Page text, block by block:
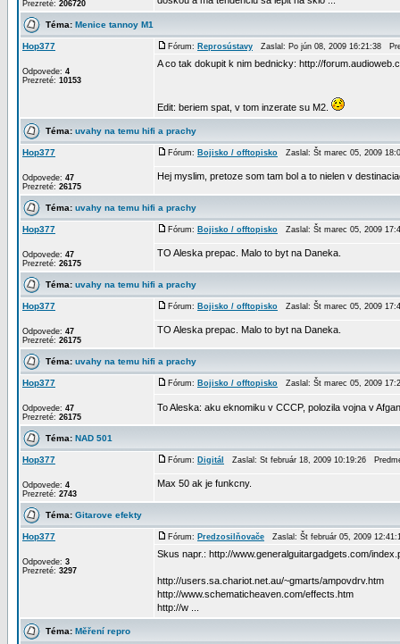
Prezreté: 206720
Téma: Menice tannoy M1
Hop377
Odpovede: 4
Prezreté: 10153
Fórum: Reprosústavy Zaslal: Po jún 08, 2009 16:21:38
A co tak dokupit k nim bednicky: http://
Edit: beriem spat, v tom inzerate su M2.
Téma: uvahy na temu hifi a prachy
Hop377
Odpovede: 47
Prezreté: 26175
Fórum: Bojisko / offtopisko Zaslal: Št marec 05, 2009
Hej myslim, pretoze som tam bol a to nielen v
Téma: uvahy na temu hifi a prachy
Hop377
Odpovede: 47
Prezreté: 26175
Fórum: Bojisko / offtopisko Zaslal: Št marec 05, 2009
TO Aleska prepac. Malo to byt na Daneka.
Téma: uvahy na temu hifi a prachy
Hop377
Odpovede: 47
Prezreté: 26175
Fórum: Bojisko / offtopisko Zaslal: Št marec 05, 2009
TO Aleska prepac. Malo to byt na Daneka.
Téma: uvahy na temu hifi a prachy
Hop377
Odpovede: 47
Prezreté: 26175
Fórum: Bojisko / offtopisko Zaslal: Št marec 05, 2009
To Aleska: aku eknomiku v CCCP, polozila vojna v
Téma: NAD 501
Hop377
Odpovede: 4
Prezreté: 2743
Fórum: Digitál Zaslal: St február 18, 2009 10:19:26
Max 50 ak je funkcny.
Téma: Gitarove efekty
Hop377
Odpovede: 3
Prezreté: 3297
Fórum: Predzosilňovače Zaslal: Št február 05, 2009
Skus napr.: http://www.generalguitargadgets.com/
http://users.sa.chariot.net.au/~gmarts/ampovdrv.htm
http://www.schematicheaven.com/effects.htm
http://w ...
Téma: Měření repro